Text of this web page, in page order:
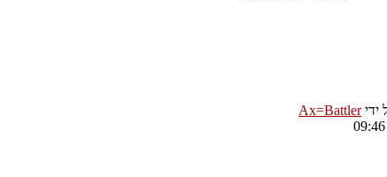
ידיAx=Battler